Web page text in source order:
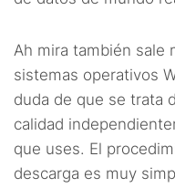
Ah mira también sale
sistemas operativos
duda de que se trata
calidad
que uses. El
descarga es muy